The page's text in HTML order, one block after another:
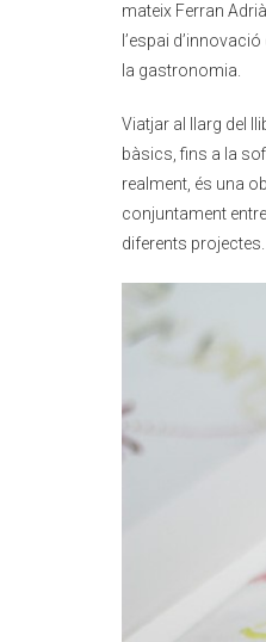
mateix Ferran
l’espai d’innovació
la gastronomia.
Viatjar al llarg del
bàsics, fins a la
realment, és una
conjuntament entre
diferents projectes.